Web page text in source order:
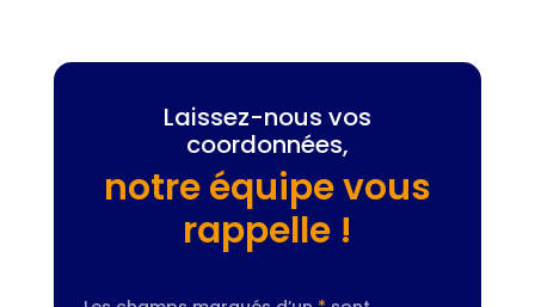
Laissez-nous vos
coordonnées,
notre équipe vous
rappelle !